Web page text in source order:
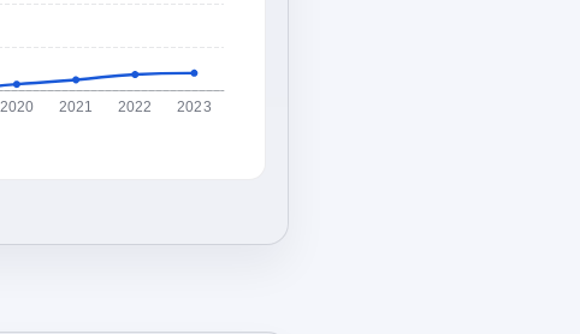
2020 2021 2022 2023